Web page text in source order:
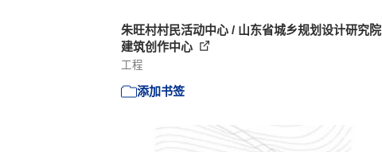
朱旺村村民活动中心 / 山东省城乡规划设计研究院
建筑创作中心
工程
添加书签